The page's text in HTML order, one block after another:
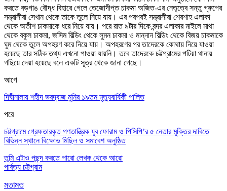
করতে বড়গাঙ বৌদ্ধ বিহারে গেলে তেজোদীপ্ত চাকমা অজিত-এর নেতৃত্বেসন্তু গ্রুপের
সন্ত্রাসীরা সেখান থেকে তাকে তুলে নিয়ে যায়। এর পরপরই সন্ত্রাসীরা শেরশাহ এলাকা
থেকে অতীশ চাকমাকে ধরে নিয়ে যায়। পরে রাত ৯টার দিকে বন্দর এলাকার মাইলে মাথা
থেকে বকুল চাকমা, জসিম বিল্ডিং থেকে সুমন চাকমা ও মান্নান বিল্ডিং থেকে বিজয় চাকমাকে
ঘুম থেকে তুলে অপহরণ করে নিয়ে যায়। অপহরণের পর তাদেরকে কোথায় নিয়ে যাওয়া
হয়েছে তার সঠিক তথ্য এখনো পাওয়া যায়নি। তবে তাদেরকে চট্টগ্রামের পটিয়া থানায়
গছিয়ে দেয়া হয়েছে বলে একটি সূত্র থেকে জানা গেছে।
আগে
দিঘীনালায় শহীদ ভরদ্বাজ মুনির ১৯তম মৃত্যুবার্ষিকী পালিত
পরে
চট্টগ্রামে গ্রেফতারকৃত গণতান্ত্রিক যুব ফোরাম ও পিসিপি’র ৫ নেতার মুক্তির দাবিতে
বিভিন্ন স্থানে বিক্ষোভ মিছিল ও সমাবেশ অনুষ্ঠিত
তুমি এটাও পছন্দ করতে পারো লেখক থেকে আরো
পার্বত্য চট্টগ্রাম
মতামত